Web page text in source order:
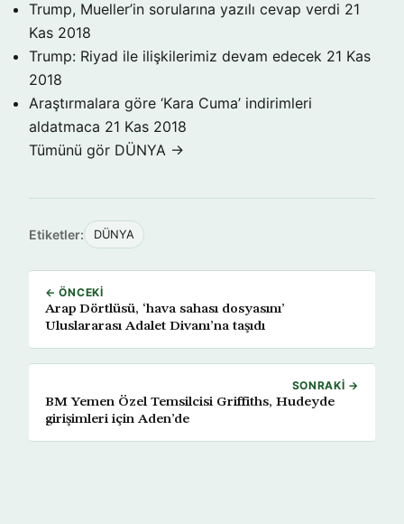
Trump, Mueller’in sorularına yazılı cevap verdi 21
Kas 2018
Trump: Riyad ile ilişkilerimiz devam edecek 21 Kas
2018
Araştırmalara göre ‘Kara Cuma’ indirimleri
aldatmaca 21 Kas 2018
Tümünü gör DÜNYA →
Etiketler: DÜNYA
← ÖNCEKI
Arap Dörtlüsü, ‘hava sahası dosyasını’
Uluslararası Adalet Divanı’na taşıdı
SONRAKI →
BM Yemen Özel Temsilcisi Griffiths, Hudeyde
girişimleri için Aden’de